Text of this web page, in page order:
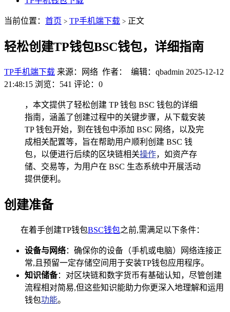
当前位置： 首页 > TP手机端下载 > 正文
轻松创建TP钱包BSC钱包，详细指南
TP手机端下载 来源：网络 作者： 编辑：qbadmin 2025-12-12
21:48:15 浏览：541 评论：0
，本文提供了轻松创建 TP 钱包 BSC 钱包的详细
指南，涵盖了创建过程中的关键步骤，从下载安装
TP 钱包开始，到在钱包中添加 BSC 网络，以及完
成相关配置等，旨在帮助用户顺利创建 BSC 钱
包，以便进行后续的区块链相关操作，如资产存
储、交易等，为用户在 BSC 生态系统中开展活动
提供便利。
创建准备
在着手创建TP钱包BSC钱包之前,需满足以下条件：
设备与网络：确保你的设备（手机或电脑）网络连接正
常,且预留一定存储空间用于安装TP钱包应用程序。
知识储备：对区块链和数字货币有基础认知，尽管创建
流程相对简易,但这些知识能助力你更深入地理解和运用
钱包功能。